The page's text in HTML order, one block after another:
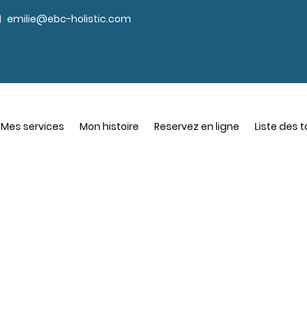
emilie@ebc-holistic.com
Mes services Mon histoire Reservez en ligne Liste des